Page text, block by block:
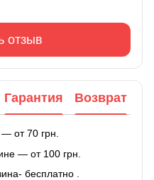
отзыв
Гарантия Возврат
от 70 грн.
— от 100 грн.
бесплатно .